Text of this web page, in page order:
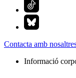
Contacta amb
Informació